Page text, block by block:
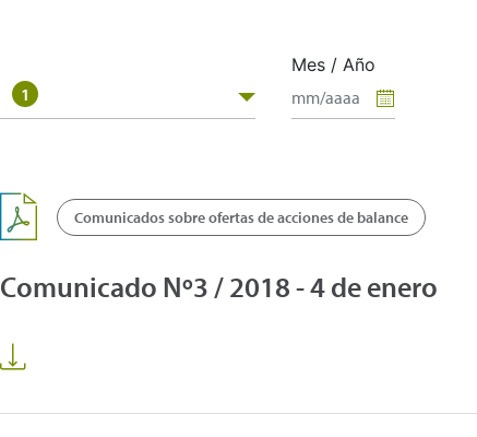
1
Mes / Año
Comunicados sobre ofertas de acciones de balance
Comunicado Nº3 / 2018 - 4 de enero